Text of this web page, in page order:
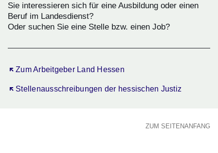
Sie interessieren sich für eine Ausbildung oder einen
Beruf im Landesdienst?
Oder suchen Sie eine Stelle bzw. einen Job?
Zum Arbeitgeber Land Hessen
Öffnet sich in einem neuen Fenster
Stellenausschreibungen der hessischen Justiz
Öffnet sich in einem neuen Fenster
ZUM SEITENANFANG